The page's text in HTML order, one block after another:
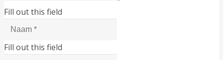
Fill out this field
Fill out this field